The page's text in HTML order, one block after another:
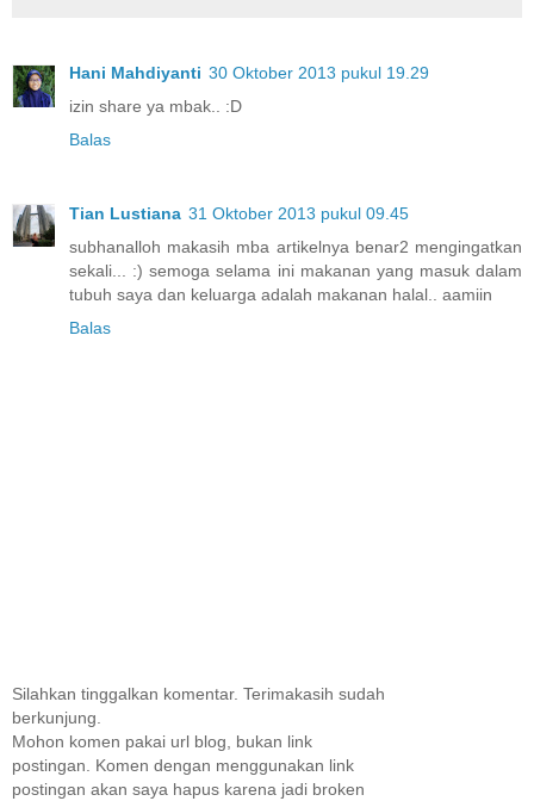
Hani Mahdiyanti 30 Oktober 2013 pukul 19.29
izin share ya mbak.. :D
Balas
Tian Lustiana 31 Oktober 2013 pukul 09.45
subhanalloh makasih mba artikelnya benar2 mengingatkan
sekali... :) semoga selama ini makanan yang masuk dalam
tubuh saya dan keluarga adalah makanan halal.. aamiin
Balas
Silahkan tinggalkan komentar. Terimakasih sudah
berkunjung.
Mohon komen pakai url blog, bukan link
postingan. Komen dengan menggunakan link
postingan akan saya hapus karena jadi broken